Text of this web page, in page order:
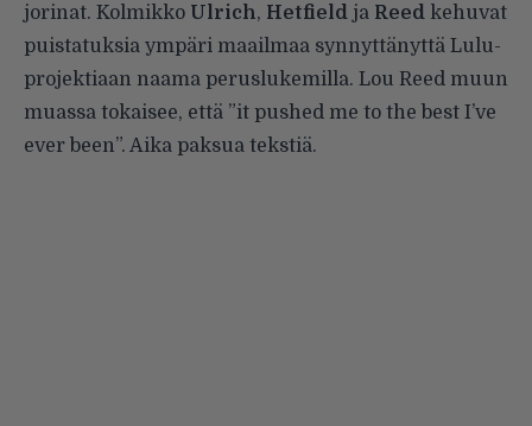
jorinat. Kolmikko Ulrich, Hetfield ja Reed kehuvat
puistatuksia ympäri maailmaa synnyttänyttä Lulu-
projektiaan naama peruslukemilla. Lou Reed muun
muassa tokaisee, että ”it pushed me to the best I’ve
ever been”. Aika paksua tekstiä.